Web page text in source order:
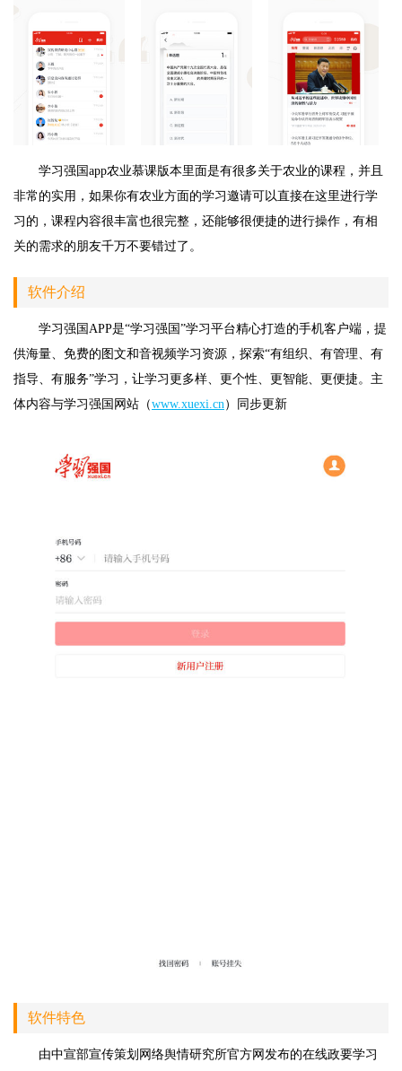
学习强国app农业慕课版本里面是有很多关于农业的课程，并且
非常的实用，如果你有农业方面的学习邀请可以直接在这里进行学
习的，课程内容很丰富也很完整，还能够很便捷的进行操作，有相
关的需求的朋友千万不要错过了。
软件介绍
学习强国APP是“学习强国”学习平台精心打造的手机客户端，提
供海量、免费的图文和音视频学习资源，探索“有组织、有管理、有
指导、有服务”学习，让学习更多样、更个性、更智能、更便捷。主
体内容与学习强国网站（www.xuexi.cn）同步更新
软件特色
由中宣部宣传策划网络舆情研究所官方网发布的在线政要学习